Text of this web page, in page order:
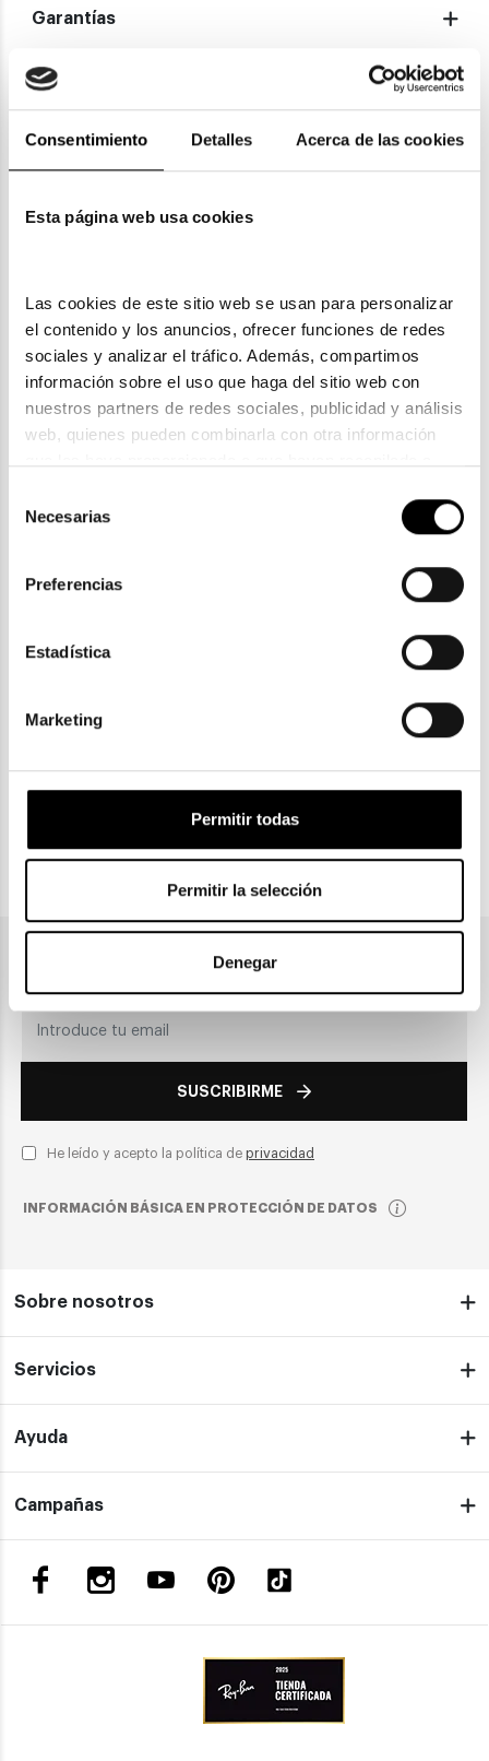
Consentimiento Detalles Acerca de las cookies
Esta página web usa cookies
Las cookies de este sitio web se usan para personalizar
el contenido y los anuncios, ofrecer funciones de redes
sociales y analizar el tráfico. Además, compartimos
información sobre el uso que haga del sitio web con
nuestros partners de redes sociales, publicidad y análisis
web, quienes pueden combinarla con otra información
la política de privacidad en el siguiente
. Consulta
Necesarias
Preferencias
Estadística
Marketing
Permitir todas
Permitir la selección
Denegar
Garantías
Arnette
ARNETTE AN 4251
CLICK & COLLECT
PAGO SEGURO
Únete a nuestra newsletter
SUSCRIBIRME
He leído y acepto la política de privacidad
INFORMACIÓN BÁSICA EN PROTECCIÓN DE DATOS
Sobre nosotros
Servicios
Ayuda
Campañas